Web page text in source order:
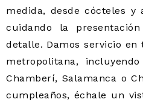
medida, desde cócteles y
cuidando la
detalle. Damos servicio
metropolitana,
Chamberí, Salamanca o
cumpleaños, échale un